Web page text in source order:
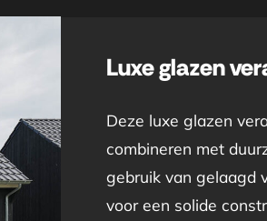
Luxe glazen
Deze luxe glazen
combineren met
gebruik van gelaagd
voor een solide